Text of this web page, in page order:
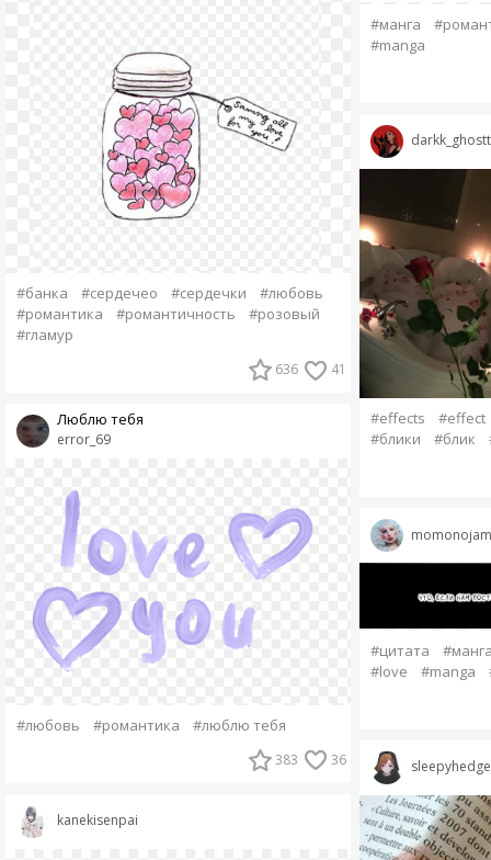
#банка #сердечео #сердечки
#любовь
#романтика
#романтичность
#розовый
#гламур
636 41
error_69
Люблю тебя
#любовь #романтика #люблю тебя
383 36
kanekisenpai
#манга
#manga
darkk_ghostt
#effects
#effect
#блики
#блик
#цитата
#love
#manga